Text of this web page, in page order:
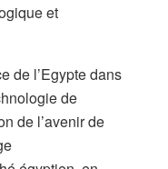
et
de l’Egypte dans
de
de l’avenir de